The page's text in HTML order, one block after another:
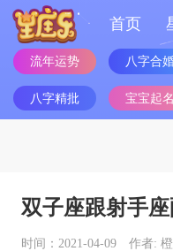
首页
流年运势 八字合
八字精批 宝宝起名
双子座跟射手
时间：2021-04-09 作者: